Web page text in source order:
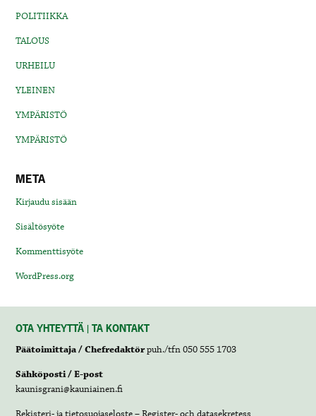
POLITIIKKA
TALOUS
URHEILU
YLEINEN
YMPÄRISTÖ
YMPÄRISTÖ
META
Kirjaudu sisään
Sisältösyöte
Kommenttisyöte
WordPress.org
OTA YHTEYTTÄ | TA KONTAKT
Päätoimittaja / Chefredaktörpuh./tfn 050 555 1703
Sähköposti / E-post
kaunisgrani@kauniainen.fi